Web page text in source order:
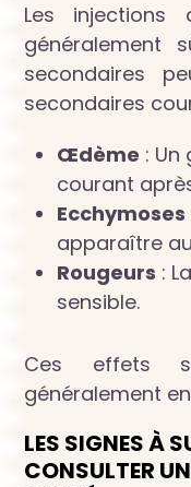
Les injections
généralement
secondaires
secondaires
Œdème :
courant
Ecchymoses
apparaître
Rougeurs :
sensible.
Ces effets
généralement
LES SIGNES À
CONSULTER